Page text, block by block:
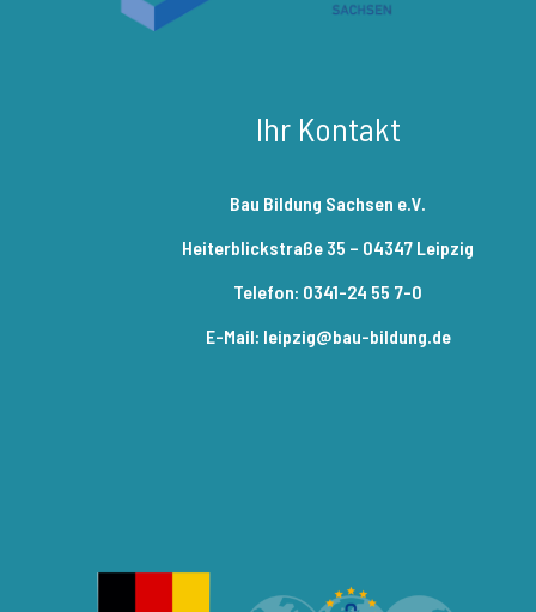
Ihr Kontakt
Bau Bildung Sachsen e.V.
Heiterblickstraße 35 – 04347 Leipzig
Telefon: 0341-24 55 7-0
E-Mail: leipzig@bau-bildung.de